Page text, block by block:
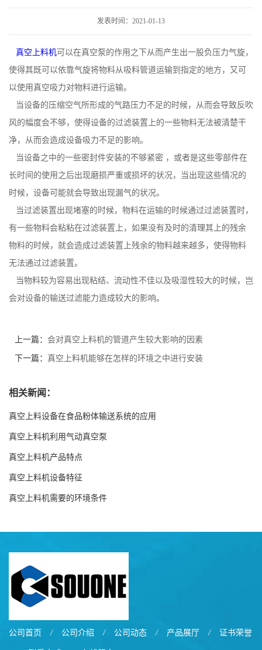
发表时间：2021-01-13
真空上料机可以在真空泵的作用之下从而产生出一股负压力气旋，
使得其既可以依靠气旋将物料从吸料管道运输到指定的地方，又可
以使用真空吸力对物料进行运输。
当设备的压缩空气所形成的气路压力不足的时候，从而会导致反吹
风的幅度会不够，使得设备的过滤装置上的一些物料无法被清楚干
净，从而会造成设备吸力不足的影响。
当设备之中的一些密封件安装的不够紧密 ，或者是这些零部件在
长时间的使用之后出现磨损严重或损坏的状况，当出现这些情况的
时候，设备可能就会导致出现漏气的状况。
当过滤装置出现堵塞的时候，物料在运输的时候通过过滤装置时，
有一些物料会粘粘在过滤装置上，如果没有及时的清理其上的残余
物料的时候，就会造成过滤装置上残余的物料越来越多，使得物料
无法通过过滤装置。
当物料较为容易出现粘结、流动性不佳以及吸湿性较大的时候，岂
会对设备的输送过滤能力造成较大的影响。
上一篇： 会对真空上料机的管道产生较大影响的因素
下一篇： 真空上料机能够在怎样的环境之中进行安装
相关新闻：
真空上料设备在食品粉体输送系统的应用
真空上料机利用气动真空泵
真空上料机产品特点
真空上料机设备特征
真空上料机需要的环境条件
公司首页 / 公司介绍 / 公司动态 / 产品展厅 / 证书荣誉